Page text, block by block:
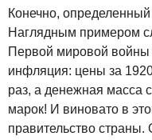
Конечно,
Наглядным примером
Первой мировой войны
инфляция: цены за
раз, а денежная масса
марок! И виновато в
правительство